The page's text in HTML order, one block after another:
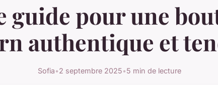
guide pour une
authentique et
Sofia•2 septembre 2025•5 min de lecture